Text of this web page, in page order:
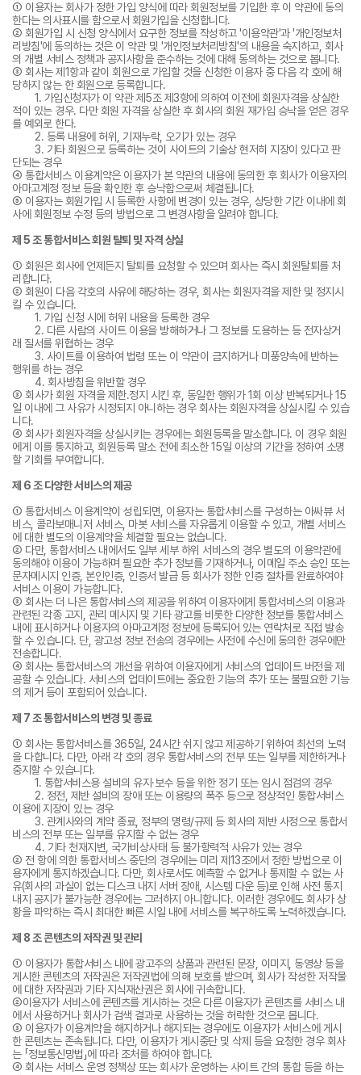
① 이용자는 회사가 정한 가입 양식에 따라 회원정보를 기입한 후 이 약관에 동의
한다는 의사표시를 함으로서 회원가입을 신청합니다.
② 회원가입 시 신청 양식에서 요구한 정보를 작성하고 '이용약관'과 '개인정보처
리방침'에 동의하는 것은 이 약관 및 '개인정보처리방침'의 내용을 숙지하고, 회사
의 개별 서비스 정책과 공지사항을 준수하는 것에 대해 동의하는 것으로 봅니다.
③ 회사는 제1항과 같이 회원으로 가입할 것을 신청한 이용자 중 다음 각 호에 해
당하지 않는 한 회원으로 등록합니다.
1. 가입신청자가 이 약관 제5조 제3항에 의하여 이전에 회원자격을 상실한
적이 있는 경우. 다만 회원 자격을 상실한 후 회사의 회원 재가입 승낙을 얻은 경우
를 예외로 한다.
2. 등록 내용에 허위, 기재누락, 오기가 있는 경우
3. 기타 회원으로 등록하는 것이 사이트의 기술상 현저히 지장이 있다고 판
단되는 경우
④ 통합서비스 이용계약은 이용자가 본 약관의 내용에 동의한 후 회사가 이용자의
아마고계정 정보 등을 확인한 후 승낙함으로써 체결됩니다.
⑤ 이용자는 회원가입 시 등록한 사항에 변경이 있는 경우, 상당한 기간 이내에 회
사에 회원정보 수정 등의 방법으로 그 변경사항을 알려야 합니다.
제 5 조 통합서비스 회원 탈퇴 및 자격 상실
① 회원은 회사에 언제든지 탈퇴를 요청할 수 있으며 회사는 즉시 회원탈퇴를 처
리합니다.
② 회원이 다음 각호의 사유에 해당하는 경우, 회사는 회원자격을 제한 및 정지시
킬 수 있습니다.
1. 가입 신청 시에 허위 내용을 등록한 경우
2. 다른 사람의 사이트 이용을 방해하거나 그 정보를 도용하는 등 전자상거
래 질서를 위협하는 경우
3. 사이트를 이용하여 법령 또는 이 약관이 금지하거나 미풍양속에 반하는
행위를 하는 경우
4. 회사방침을 위반할 경우
③ 회사가 회원 자격을 제한․정지 시킨 후, 동일한 행위가 1회 이상 반복되거나 15
일 이내에 그 사유가 시정되지 아니하는 경우 회사는 회원자격을 상실시킬 수 있습
니다.
④ 회사가 회원자격을 상실시키는 경우에는 회원등록을 말소합니다. 이 경우 회원
에게 이를 통지하고, 회원등록 말소 전에 최소한 15일 이상의 기간을 정하여 소명
할 기회를 부여합니다.
제 6 조 다양한 서비스의 제공
① 통합서비스 이용계약이 성립되면, 이용자는 통합서비스를 구성하는 아싸뷰 서
비스, 콜라보매니저 서비스, 마봇 서비스를 자유롭게 이용할 수 있고, 개별 서비스
에 대한 별도의 이용계약을 체결할 필요는 없습니다.
② 다만, 통합서비스 내에서도 일부 세부 하위 서비스의 경우 별도의 이용약관에
동의해야 이용이 가능하며 필요한 추가 정보를 기재하거나, 이메일 주소 승인 또는
문자메시지 인증, 본인인증, 인증서 발급 등 회사가 정한 인증 절차를 완료하여야
서비스 이용이 가능합니다.
③ 회사는 더 나은 통합서비스의 제공을 위하여 이용자에게 통합서비스의 이용과
관련된 각종 고지, 관리 메시지 및 기타 광고를 비롯한 다양한 정보를 통합서비스
내에 표시하거나 이용자의 아마고계정 정보에 등록되어 있는 연락처로 직접 발송
할 수 있습니다. 단, 광고성 정보 전송의 경우에는 사전에 수신에 동의한 경우에만
전송합니다.
④ 회사는 통합서비스의 개선을 위하여 이용자에게 서비스의 업데이트 버전을 제
공할 수 있습니다. 서비스의 업데이트에는 중요한 기능의 추가 또는 불필요한 기능
의 제거 등이 포함되어 있습니다.
제 7 조 통합서비스의 변경 및 종료
① 회사는 통합서비스를 365일, 24시간 쉬지 않고 제공하기 위하여 최선의 노력
을 다합니다. 다만, 아래 각 호의 경우 통합서비스의 전부 또는 일부를 제한하거나
중지할 수 있습니다.
1. 통합서비스용 설비의 유지·보수 등을 위한 정기 또는 임시 점검의 경우
2. 정전, 제반 설비의 장애 또는 이용량의 폭주 등으로 정상적인 통합서비스
이용에 지장이 있는 경우
3. 관계사와의 계약 종료, 정부의 명령/규제 등 회사의 제반 사정으로 통합서
비스의 전부 또는 일부를 유지할 수 없는 경우
4. 기타 천재지변, 국가비상사태 등 불가항력적 사유가 있는 경우
② 전 항에 의한 통합서비스 중단의 경우에는 미리 제13조에서 정한 방법으로 이
용자에게 통지하겠습니다. 다만, 회사로서도 예측할 수 없거나 통제할 수 없는 사
유(회사의 과실이 없는 디스크 내지 서버 장애, 시스템 다운 등)로 인해 사전 통지
내지 공지가 불가능한 경우에는 그러하지 아니합니다. 이러한 경우에도 회사가 상
황을 파악하는 즉시 최대한 빠른 시일 내에 서비스를 복구하도록 노력하겠습니다.
제 8 조 콘텐츠의 저작권 및 관리
① 이용자가 통합서비스 내에 광고주의 상품과 관련된 문장, 이미지, 동영상 등을
게시한 콘텐츠의 저작권은 저작권법에 의해 보호를 받으며, 회사가 작성한 저작물
에 대한 저작권과 기타 지식재산권은 회사에 귀속합니다.
②이용자가 서비스에 콘텐츠를 게시하는 것은 다른 이용자가 콘텐츠를 서비스 내
에서 사용하거나 회사가 검색 결과로 사용하는 것을 허락한 것으로 봅니다.
③ 이용자가 이용계약을 해지하거나 해지되는 경우에도 이용자가 서비스에 게시
한 콘텐츠는 존속됩니다. 다만, 이용자가 게시중단 및 삭제 등을 요청한 경우 회사
는 「정보통신망법」에 따라 조처를 하여야 합니다.
④ 회사는 서비스 운영 정책상 또는 회사가 운영하는 사이트 간의 통합 등을 하는